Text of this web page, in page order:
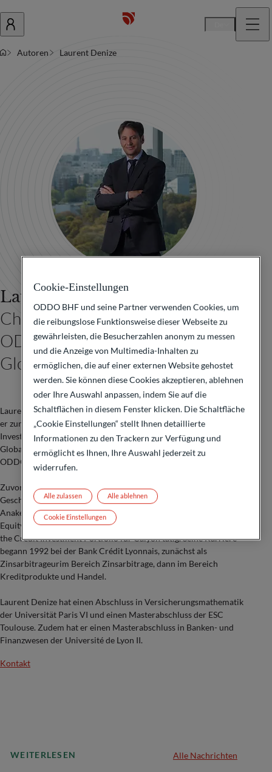
Autoren Laurent Denize
Laurent Denize
Chief Investment Officer von
ODDO BHF Asset Management &
Global Co-CIO von ODDO BHF
Laurent Denize kam 2012 zu ODDO BHF Asset Management, wo
er zunächst die Positionen Senior Bond Manager und Head of
Investment Solutions inne hatte, bevor er 2013 den Posten des
Global CIO übernahm. 2022 wurde er zudem zum co-CIO der
ODDO BHF Group ernannt.
Zuvor war Laurent Denize Gründer und erfolgreicher
Geschäftsführer zweier Vermögensverwaltungsgesellschaften:
Anakena Finance und DDF Exclusive. Davor war er als Head of
Equity-Linked Products und Händler für Ixis CIB und als Head of
the Credit Investment Portfolio für Calyon tätig. Seine Karriere
begann 1992 bei der Bank Crédit Lyonnais, zunächst als
Zinsarbitrageurim Bereich Zinsarbitrage, dann im Bereich
Kreditprodukte und Handel.
Laurent Denize hat einen Abschluss in Versicherungsmathematik
der Universität Paris VI und einen Masterabschluss der ESC
Toulouse. Zudem hat er einen Masterabschluss in Banken- und
Finanzwesen der Université de Lyon II.
Kontakt
WEITERLESEN Alle Nachrichten
Cookie-Einstellungen
ODDO BHF und seine Partner verwenden Cookies, um
die reibungslose Funktionsweise dieser Webseite zu
gewährleisten, die Besucherzahlen anonym zu messen
und die Anzeige von Multimedia-Inhalten zu
ermöglichen, die auf einer externen Website gehostet
werden. Sie können diese Cookies akzeptieren, ablehnen
oder Ihre Auswahl anpassen, indem Sie auf die
Schaltflächen in diesem Fenster klicken. Die Schaltfläche
„Cookie Einstellungen“ stellt Ihnen detaillierte
Informationen zu den Trackern zur Verfügung und
ermöglicht es Ihnen, Ihre Auswahl jederzeit zu
widerrufen.
Alle ablehnen
Alle zulassen
Cookie Einstellungen